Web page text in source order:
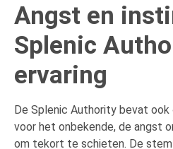
Angst en
Splenic
ervaring
De Splenic Authority bevat
voor het onbekende, de angst
om tekort te schieten. De